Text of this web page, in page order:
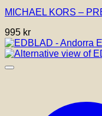
MICHAEL KORS –
995 kr